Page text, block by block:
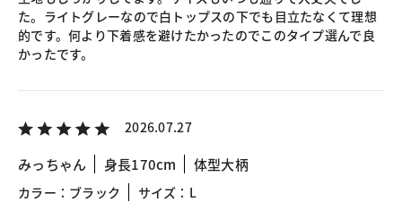
た。ライトグレーなので白トップスの下でも目立たなくて理想
的です。何より下着感を避けたかったのでこのタイプ選んで良
かったです。
2026.07.27
みっちゃん 身長170cm 体型大柄
カラー：ブラック
サイズ：L